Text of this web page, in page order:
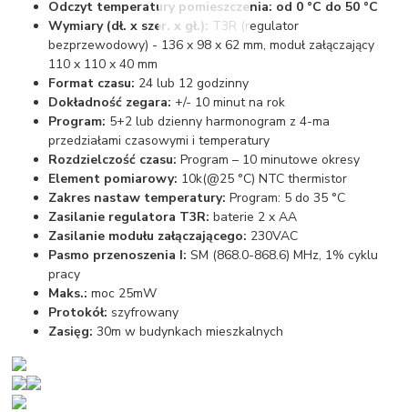
Odczyt temperatury pomieszczenia: od 0 °C do 50 °C
Wymiary (dł. x szer. x gł.): T3R (regulator
bezprzewodowy) - 136 x 98 x 62 mm, moduł załączający
110 x 110 x 40 mm
Format czasu: 24 lub 12 godzinny
Dokładność zegara: +/- 10 minut na rok
Program: 5+2 lub dzienny harmonogram z 4-ma
przedziałami czasowymi i temperatury
Rozdzielczość czasu: Program – 10 minutowe okresy
Element pomiarowy: 10k(@25 °C) NTC thermistor
Zakres nastaw temperatury: Program: 5 do 35 °C
Zasilanie regulatora T3R:baterie 2 x AA
Zasilanie modułu załączającego: 230VAC
Pasmo przenoszenia I: SM (868.0-868.6) MHz, 1% cyklu
pracy
Maks.: moc 25mW
Protokół: szyfrowany
Zasięg: 30m w budynkach mieszkalnych